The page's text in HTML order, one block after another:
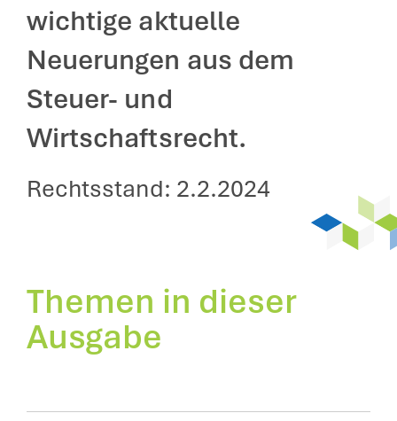
wichtige aktuelle
Neuerungen aus dem
Steuer- und
Wirtschaftsrecht.
Rechtsstand: 2.2.2024
Themen in dieser
Ausgabe